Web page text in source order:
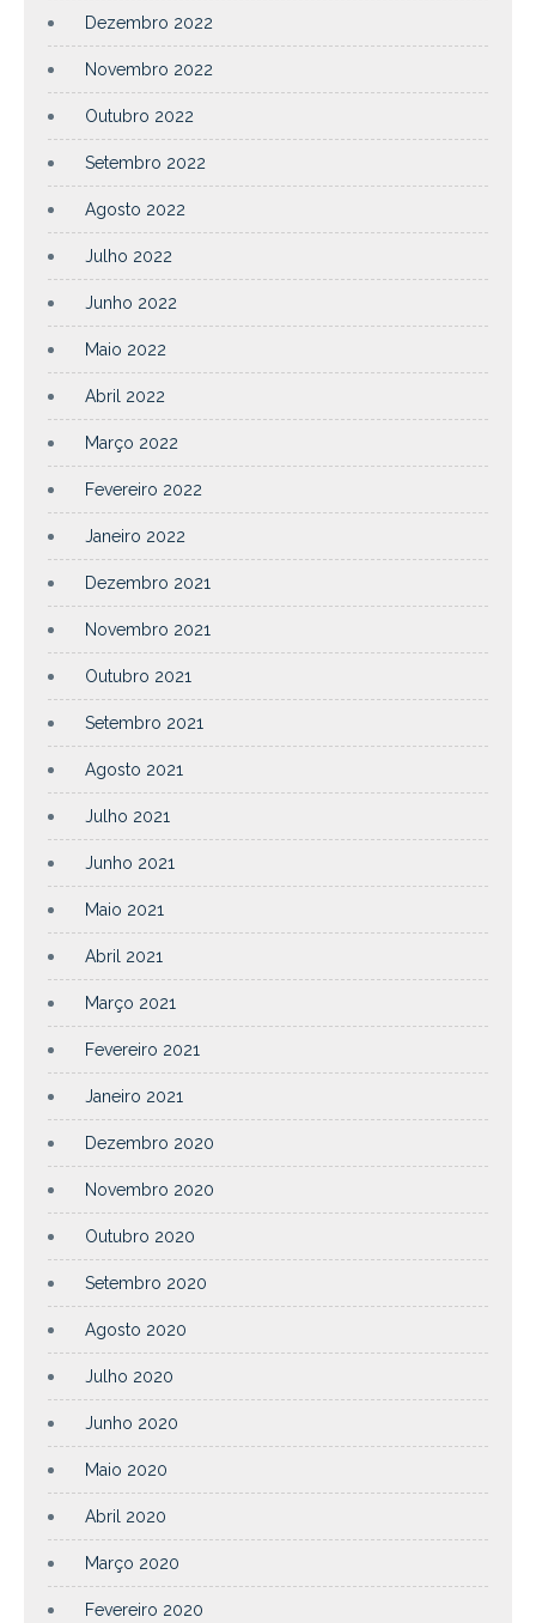
Dezembro 2022
Novembro 2022
Outubro 2022
Setembro 2022
Agosto 2022
Julho 2022
Junho 2022
Maio 2022
Abril 2022
Março 2022
Fevereiro 2022
Janeiro 2022
Dezembro 2021
Novembro 2021
Outubro 2021
Setembro 2021
Agosto 2021
Julho 2021
Junho 2021
Maio 2021
Abril 2021
Março 2021
Fevereiro 2021
Janeiro 2021
Dezembro 2020
Novembro 2020
Outubro 2020
Setembro 2020
Agosto 2020
Julho 2020
Junho 2020
Maio 2020
Abril 2020
Março 2020
Fevereiro 2020